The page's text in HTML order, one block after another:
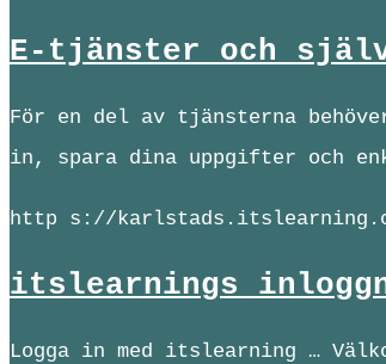
E-tjänster och
För en del av tjänsterna
in, spara dina uppgifter och
http s://
itslearnings
Logga in med itslearning …